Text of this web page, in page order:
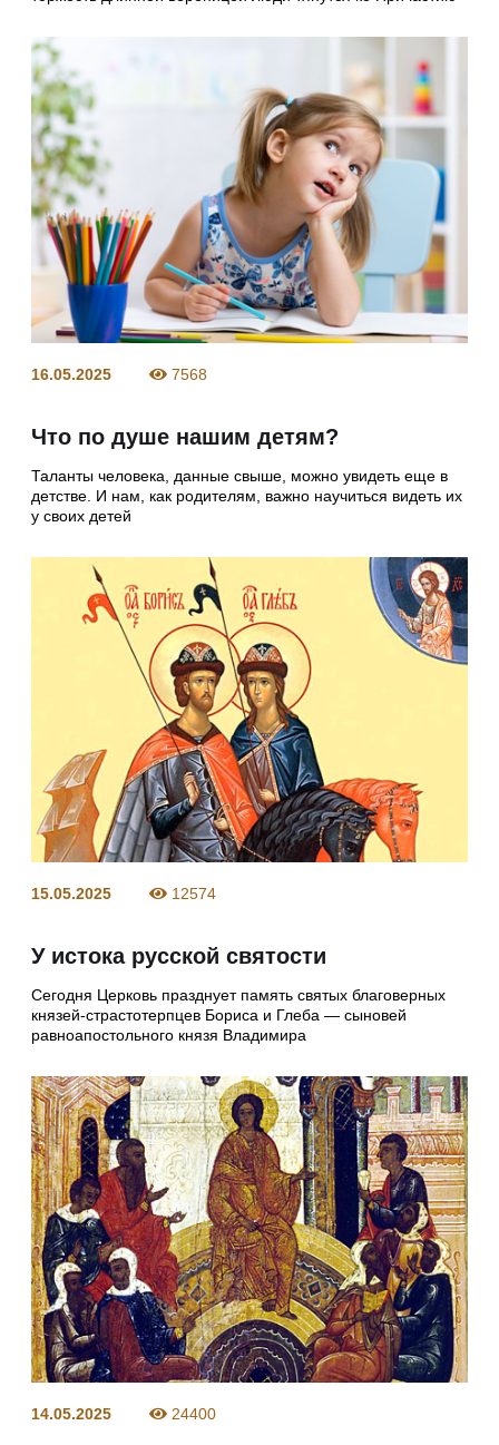
16.05.2025 7568
Что по душе нашим детям?
Таланты человека, данные свыше, можно увидеть еще в
детстве. И нам, как родителям, важно научиться видеть их
у своих детей
15.05.2025 12574
У истока русской святости
Сегодня Церковь празднует память святых благоверных
князей-страстотерпцев Бориса и Глеба — сыновей
равноапостольного князя Владимира
14.05.2025 24400